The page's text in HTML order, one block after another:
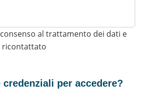
al trattamento dei dati e
ricontattato
per accedere?